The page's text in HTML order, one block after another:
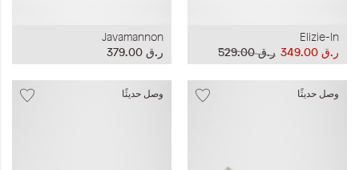
Elizie-In
ر.ق‏ 529.00
ر.ق‏ 349.00
Javamannon
ر.ق‏ 379.00
وصل حديثًا وصل حديثًا